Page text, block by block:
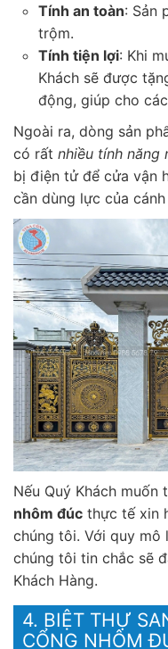
Tính an toàn: Sản
trộm.
Tính tiện lợi: Khi
Khách sẽ được
động, giúp cho
Ngoài ra, dòng sản
có rất nhiều tính năng
bị điện tử để cửa vận
cần dùng lực của
Nếu Quý Khách muốn
nhôm đúc thực tế xin
chúng tôi. Với quy mô
chúng tôi tin chắc sẽ
Khách Hàng.
4. BIỆT THỰ
CỔNG NHÔM